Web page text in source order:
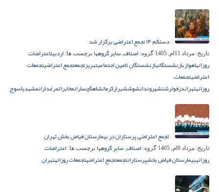
دستکم ۱۴ تجمع اعتراضی برگزار شد
تاریخ: مرداد 11ام, 1405 گروه: اصناف, سایر گروهها برچسب ها: اردبیلاعتراضات
روزانهاهوازبازنشستگانبازنشستگان تامین اجتماعیتبریزتجمعتجمع اعتراضیتجمعات
اعتراضیتجمعات
روزانهتهراندزفولرشتشهروندانشوششیرازکرمانشاهگچسارانمخابراتمرغدارانمشهدیاسوج
تجمع اعتراضی پرستاران در بیمارستان فیاض بخش تهران
تاریخ: مرداد 8ام, 1405 گروه: اصناف, سایر گروهها برچسب ها: اعتراضات
روزانهبیمارستان فیاض بخشپرستارانتجمعتجمع اعتراضیتجمعات روزانهتهران